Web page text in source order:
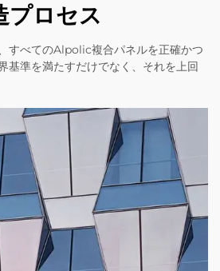
プロセス
すべてのAlpolic複合パネルを正確かつ
基準を満たすだけでなく、それを上回